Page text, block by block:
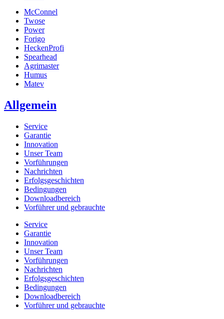
McConnel
Twose
Power
Forigo
HeckenProfi
Spearhead
Agrimaster
Humus
Matev
Allgemein
Service
Garantie
Innovation
Unser Team
Vorführungen
Nachrichten
Erfolgsgeschichten
Bedingungen
Downloadbereich
Vorführer und gebrauchte
Service
Garantie
Innovation
Unser Team
Vorführungen
Nachrichten
Erfolgsgeschichten
Bedingungen
Downloadbereich
Vorführer und gebrauchte